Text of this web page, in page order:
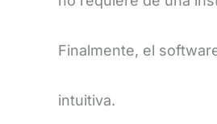
Finalmente, el
intuitiva.